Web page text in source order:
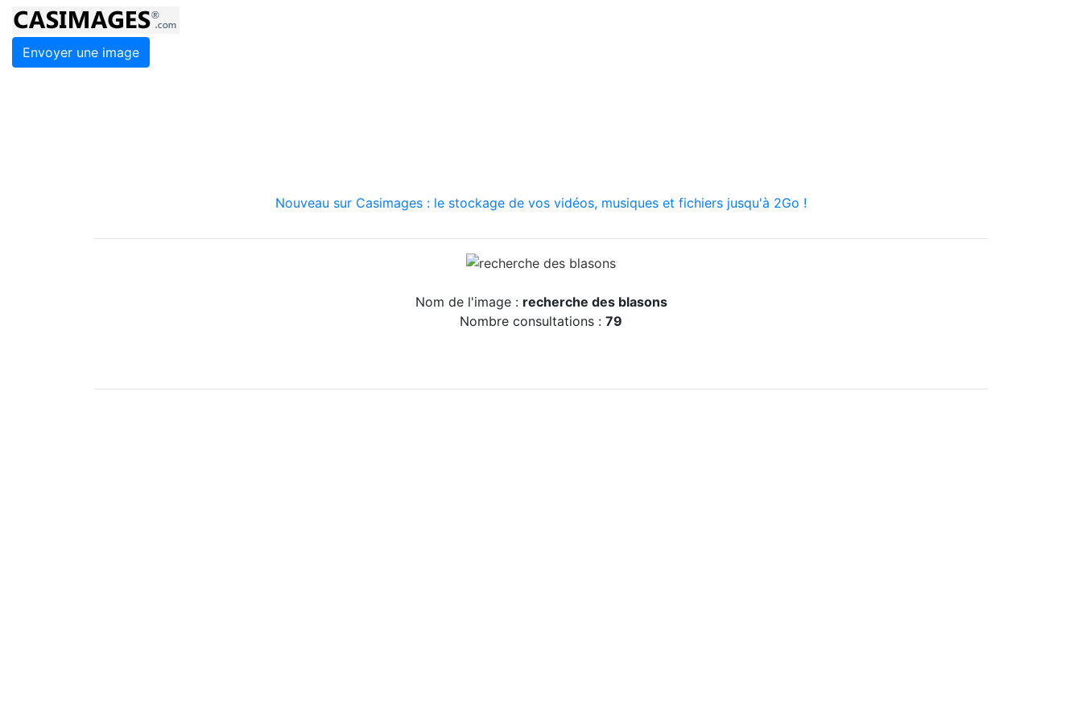
Envoyer une image
Nouveau sur Casimages : le stockage de vos vidéos, musiques et fichiers jusqu'à 2Go !
Nom de l'image : recherche des blasons
Nombre consultations : 79